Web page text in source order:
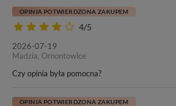
Naszym włosom zaufało wielu
fryzjerskich w kraju i poza granicami
nasze motto pozostaje bez zmian -
4/5
OPINIA POTWIERDZONA ZAKUPEM
2026-07-19
Madzia, Ornontowice
Czy opinia była pomocna?
OPINIA POTWIERDZONA ZAKUPEM